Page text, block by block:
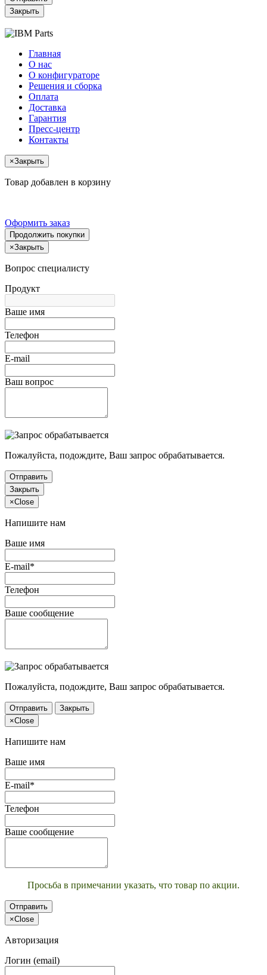
Закрыть
Главная
О нас
О конфигураторе
Решения и сборка
Оплата
Доставка
Гарантия
Пресс-центр
Контакты
×Закрыть
Товар добавлен в корзину
Оформить заказ
Продолжить покупки
×Закрыть
Вопрос специалисту
Продукт
Ваше имя
Телефон
E-mail
Ваш вопрос
Пожалуйста, подождите, Ваш запрос обрабатывается.
Отправить
Закрыть
×Close
Напишите нам
Ваше имя
E-mail*
Телефон
Ваше сообщение
Пожалуйста, подождите, Ваш запрос обрабатывается.
Отправить
Закрыть
×Close
Напишите нам
Ваше имя
E-mail*
Телефон
Ваше сообщение
Просьба в примечании указать, что товар по акции.
Отправить
×Close
Авторизация
Логин (email)